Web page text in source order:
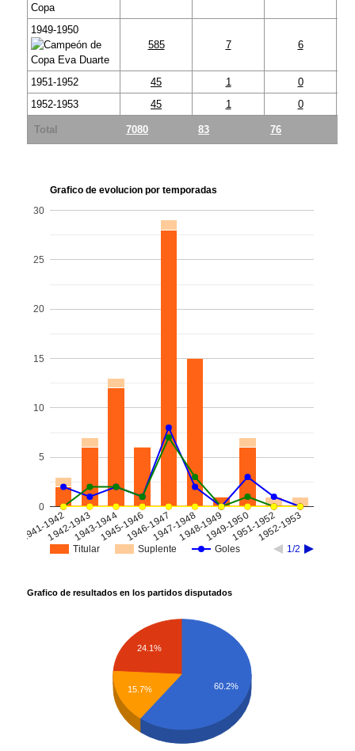
1949-1950
585
7 6
1951-1952 45 1
0
1952-1953
45 1 0
Total 7080 83 76
Grafico de evolucion por temporadas
Titular Suplente Goles 1/2
1941-19421942-19431943-19441945-19461946-19471947-19481948-19491949-19501951-19521952-1953
0
5
10
15
20
25
30
Grafico de resultados en los partidos disputados
24.1%
15.7% 60.2%